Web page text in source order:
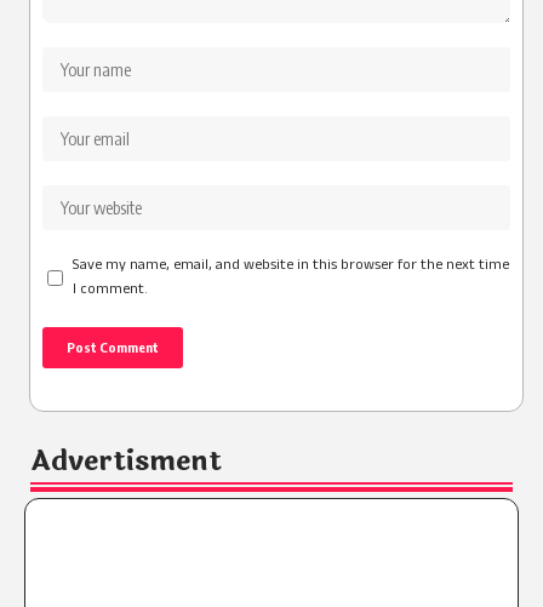
Save my name, email, and website in this browser for the next time
I comment.
Advertisment